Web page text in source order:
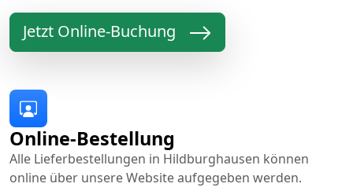
Jetzt Online-Buchung
Online-Bestellung
Alle Lieferbestellungen in Hildburghausen können
online über unsere Website aufgegeben werden.